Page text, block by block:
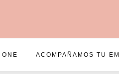
ACOMPAÑAMOS TU